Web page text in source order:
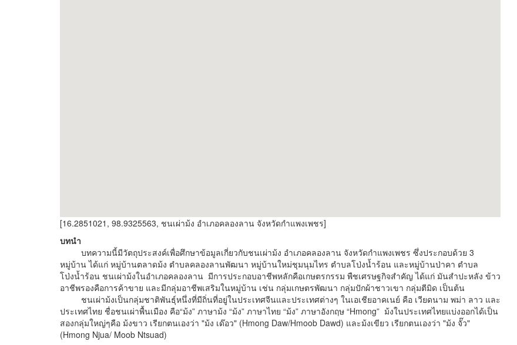
[16.2851021, 98.9325563, ชนเผ่าม้ง อำเภอคลองลาน จังหวัดกำแพงเพชร]
บทนำ
บทความนี้มีวัตถุประสงค์เพื่อศึกษาข้อมูลเกี่ยวกับชนเผ่าม้ง อำเภอคลองลาน จังหวัดกำแพงเพชร ซึ่งประกอบด้วย 3
หมู่บ้าน ได้แก่ หมู่บ้านตลาดม้ง ตำบลคลองลานพัฒนา หมู่บ้านใหม่ชุมนุมไทร ตำบลโป่งน้ำร้อน และหมู่บ้านป่าคา ตำบล
โป่งน้ำร้อน ชนเผ่าม้งในอำเภอคลองลาน มีการประกอบอาชีพหลักคือเกษตรกรรม พืชเศรษฐกิจสำคัญ ได้แก่ มันสำปะหลัง ข้าว
อาชีพรองคือการค้าขาย และมีกลุ่มอาชีพเสริมในหมู่บ้าน เช่น กลุ่มเกษตรพัฒนา กลุ่มปักผ้าชาวเขา กลุ่มตีมิด เป็นต้น
ชนเผ่าม้งเป็นกลุ่มชาติพันธุ์หนึ่งที่มีถิ่นที่อยู่ในประเทศจีนและประเทศต่างๆ ในเอเชียอาคเนย์ คือ เวียดนาม พม่า ลาว และ
ประเทศไทย ชื่อชนเผ่าพื้นเมือง คือ“ม้ง” ภาษาม้ง “ม้ง” ภาษาไทย “ม้ง” ภาษาอังกฤษ “Hmong” ม้งในประเทศไทยแบ่งออกได้เป็น
สองกลุ่มใหญ่ๆคือ ม้งขาว เรียกตนเองว่า "ม้ง เด๊อว" (Hmong Daw/Hmoob Dawd) และม้งเขียว เรียกตนเองว่า "ม้ง จั๊ว"
(Hmong Njua/ Moob Ntsuad)